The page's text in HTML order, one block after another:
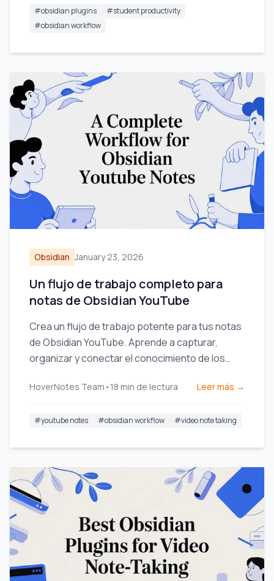
#obsidian plugins #student productivity
#obsidian workflow
Obsidian January 23, 2026
Un flujo de trabajo completo para
notas de Obsidian YouTube
Crea un flujo de trabajo potente para tus notas
de Obsidian YouTube. Aprende a capturar,
organizar y conectar el conocimiento de los
HoverNotes Team • 18 min de lectura Leer más →
#youtube notes #obsidian workflow #video note taking